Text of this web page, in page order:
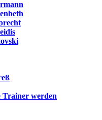
Trainer werden